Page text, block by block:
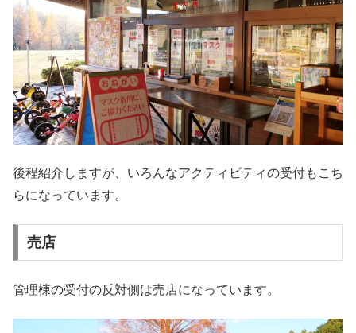
後程紹介しますが、いろんなアクティビティの受付もこち
らになっています。
売店
管理棟の受付の反対側は売店になっています。